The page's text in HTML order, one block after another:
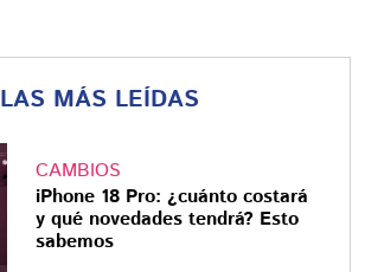
LAS MÁS LEÍDAS
CAMBIOS
iPhone 18 Pro: ¿cuánto costará
y qué novedades tendrá? Esto
sabemos